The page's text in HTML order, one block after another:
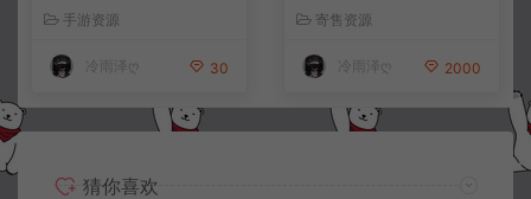
手工服务端+CDK授权后台
+全资源安卓+详细搭建教程
+视频教程
手游资源
冷雨泽ღ 30
服务端+前后端全套源码+CD
K授权后台+安卓苹果双端
+详细搭建教程+视频教程
寄售资源
冷雨泽ღ 2000
猜你喜欢